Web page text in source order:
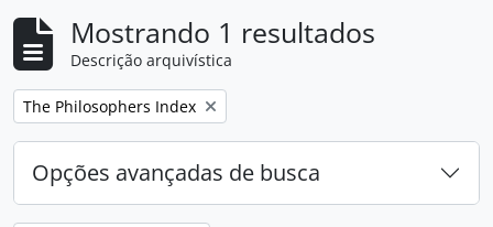
Mostrando 1 resultados
Descrição arquivística
Remover filtro:
The Philosophers Index
Opções avançadas de busca